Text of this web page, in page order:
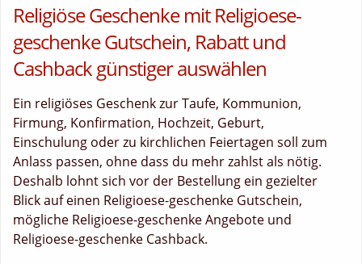
Religiöse Geschenke mit Religioese-
geschenke Gutschein, Rabatt und
Cashback günstiger auswählen
Ein religiöses Geschenk zur Taufe, Kommunion,
Firmung, Konfirmation, Hochzeit, Geburt,
Einschulung oder zu kirchlichen Feiertagen soll zum
Anlass passen, ohne dass du mehr zahlst als nötig.
Deshalb lohnt sich vor der Bestellung ein gezielter
Blick auf einen Religioese-geschenke Gutschein,
mögliche Religioese-geschenke Angebote und
Religioese-geschenke Cashback.